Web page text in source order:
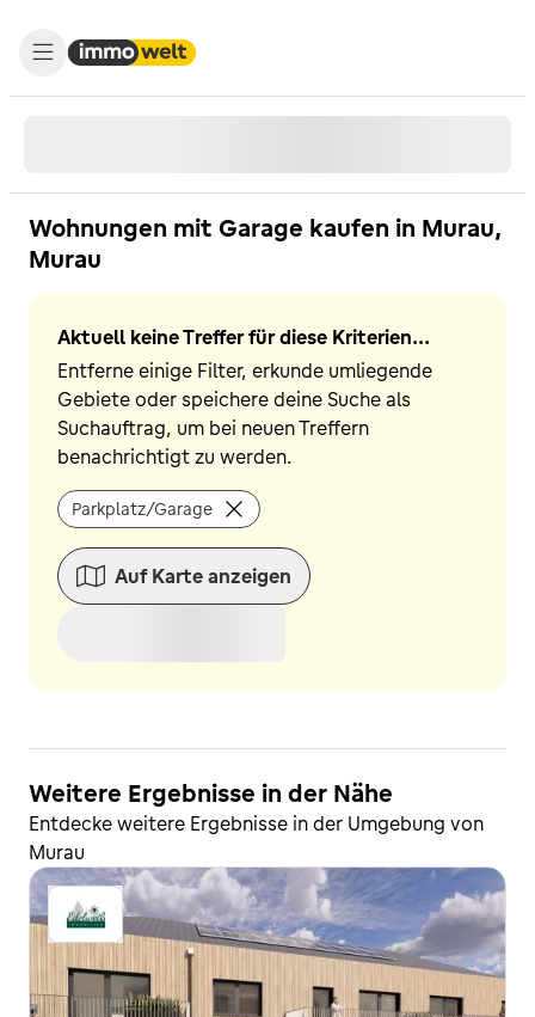
Wohnungen mit Garage kaufen in Murau,
Murau
Aktuell keine Treffer für diese Kriterien...
Entferne einige Filter, erkunde umliegende
Gebiete oder speichere deine Suche als
Suchauftrag, um bei neuen Treffern
benachrichtigt zu werden.
Parkplatz/Garage
Auf Karte anzeigen
Weitere Ergebnisse in der Nähe
Entdecke weitere Ergebnisse in der Umgebung von
Murau